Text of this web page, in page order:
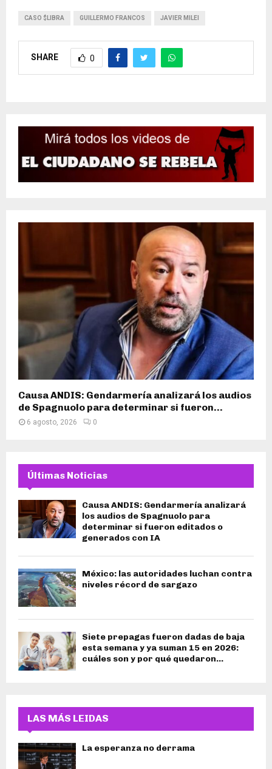
CASO $LIBRA GUILLERMO FRANCOS JAVIER MILEI
SHARE 0
Causa ANDIS: Gendarmería analizará los audios
de Spagnuolo para determinar si fueron...
6 agosto, 2026 0
Últimas Noticias
Causa ANDIS: Gendarmería analizará
los audios de Spagnuolo para
determinar si fueron editados o
generados con IA
México: las autoridades luchan contra
niveles récord de sargazo
Siete prepagas fueron dadas de baja
esta semana y ya suman 15 en 2026:
cuáles son y por qué quedaron...
LAS MÁS LEIDAS
La esperanza no derrama